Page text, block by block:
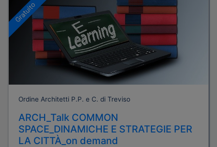
Gratuito
Ordine Architetti P.P. e C. di Treviso
ARCH_Talk COMMON
SPACE_DINAMICHE E STRATEGIE PER
LA CITTÀ_on demand